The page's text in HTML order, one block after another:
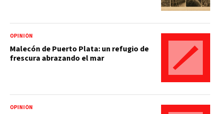
OPINIÓN
Malecón de Puerto Plata: un refugio de
frescura abrazando el mar
OPINIÓN